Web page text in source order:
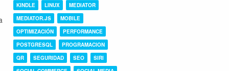
KINDLE
LINUX
MEDIATOR
MEDIATOR.JS
MOBILE
OPTIMIZACIÓN
PERFORMANCE
POSTGRESQL
PROGRAMACION
QR
SEGURIDAD SEO
SIRI